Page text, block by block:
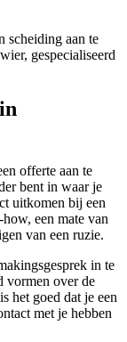
scheiding aan te
gespecialiseerd
offerte aan te
bent in waar je
uitkomen bij een
een mate van
van een ruzie.
in te
vormen over de
het goed dat je een
met je hebben